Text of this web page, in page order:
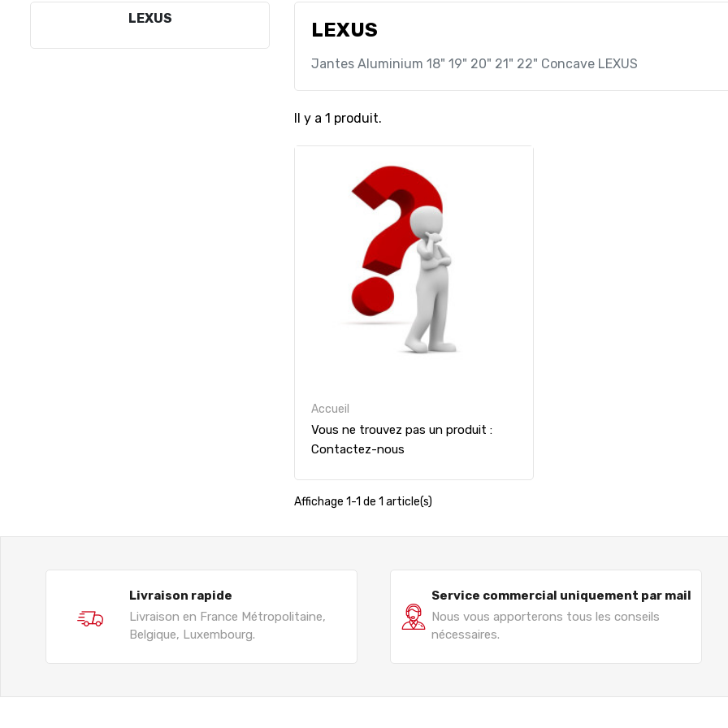
LEXUS
LEXUS
Jantes Aluminium 18" 19" 20" 21" 22" Concave LEXUS
Il y a 1 produit.
Accueil
Vous ne trouvez pas un produit :
Contactez-nous
Affichage 1-1 de 1 article(s)
Livraison rapide
Livraison en France Métropolitaine,
Belgique, Luxembourg.
Service commercial uniquement par mail
Nous vous apporterons tous les conseils
nécessaires.